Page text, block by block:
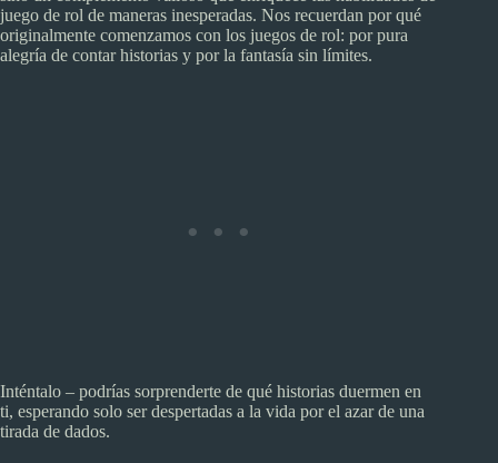
juego de rol de maneras inesperadas. Nos recuerdan por qué
originalmente comenzamos con los juegos de rol: por pura
alegría de contar historias y por la fantasía sin límites.
Inténtalo – podrías sorprenderte de qué historias duermen en
ti, esperando solo ser despertadas a la vida por el azar de una
tirada de dados.